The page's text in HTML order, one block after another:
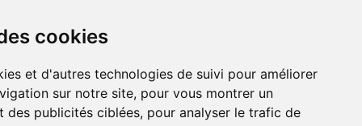
cookies
et d'autres technologies de suivi pour améliorer
sur notre site, pour vous montrer un
des publicités ciblées, pour analyser le trafic de